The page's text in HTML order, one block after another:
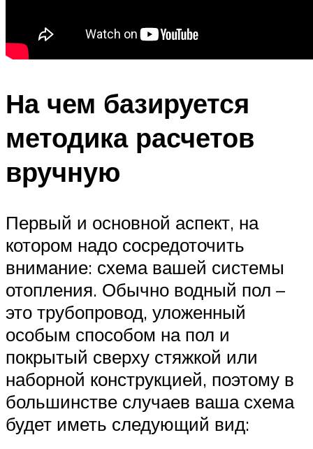
На чем базируется
методика расчетов
вручную
Первый и основной аспект, на
котором надо сосредоточить
внимание: схема вашей системы
отопления. Обычно водный пол –
это трубопровод, уложенный
особым способом на пол и
покрытый сверху стяжкой или
наборной конструкцией, поэтому в
большинстве случаев ваша схема
будет иметь следующий вид: